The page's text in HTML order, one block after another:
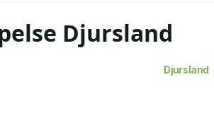
Djursland
Djursland